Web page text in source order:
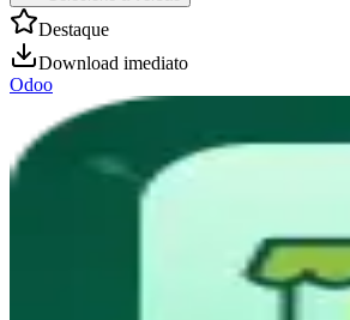
Destaque
Download imediato
Odoo